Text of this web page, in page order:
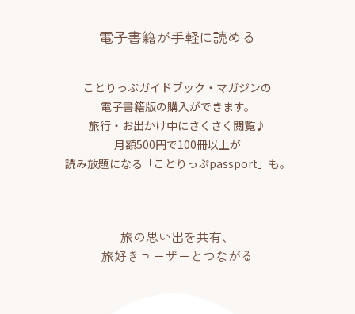
電子書籍が手軽に読める
ことりっぷガイドブック・マガジンの
電子書籍版の購入ができます。
旅行・お出かけ中にさくさく閲覧♪
月額500円で100冊以上が
読み放題になる「ことりっぷpassport」も。
旅の思い出を共有、
旅好きユーザーとつながる